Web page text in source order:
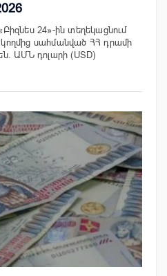
24»-ին տեղեկացնում
կողմից սահմանված ՀՀ դրամի
ԱՄՆ դոլարի (USD)